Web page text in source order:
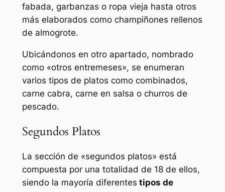
fabada, garbanzas o ropa vieja hasta otros
más elaborados como champiñones rellenos
de almogrote.
Ubicándonos en otro apartado, nombrado
como «otros entremeses», se enumeran
varios tipos de platos como combinados,
carne cabra, carne en salsa o churros de
pescado.
Segundos Platos
La sección de «segundos platos» está
compuesta por una totalidad de 18 de ellos,
siendo la mayoría diferentes tipos de